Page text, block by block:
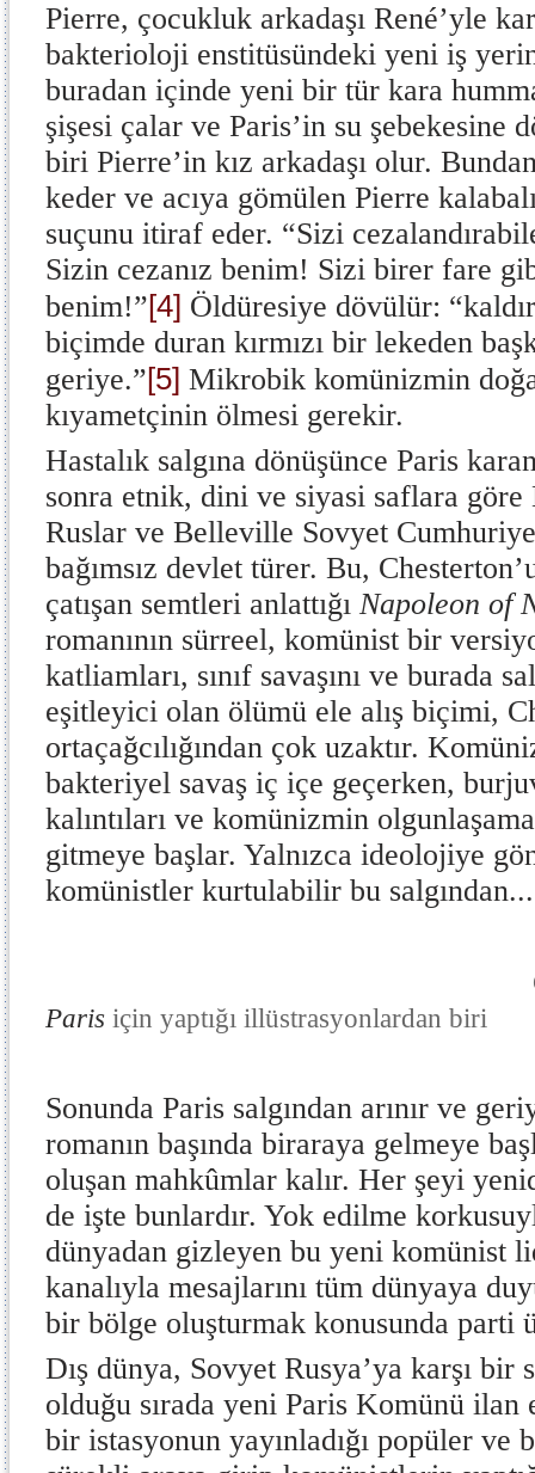
Pierre, çocukluk arkadaşı René’yle
bakterioloji enstitüsündeki yeni iş
buradan içinde yeni bir tür kara
şişesi çalar ve Paris’in su şebekesine
biri Pierre’in kız arkadaşı olur.
keder ve acıya gömülen Pierre
suçunu itiraf eder. “Sizi
Sizin cezanız benim! Sizi birer fare
benim!”[4] Öldüresiye dövülür:
biçimde duran kırmızı bir lekeden
geriye.”[5] Mikrobik komünizmin
kıyametçinin ölmesi gerekir.
Hastalık salgına dönüşünce Paris
sonra etnik, dini ve siyasi saflara
Ruslar ve Belleville Sovyet
bağımsız devlet türer. Bu,
çatışan semtleri anlattığı Napoleon of
romanının sürreel, komünist bir
katliamları, sınıf savaşını ve burada
eşitleyici olan ölümü ele alış biçimi,
ortaçağcılığından çok uzaktır.
bakteriyel savaş iç içe geçerken,
kalıntıları ve komünizmin
gitmeye başlar. Yalnızca ideolojiye
komünistler kurtulabilir bu salgından...
Cristian
Paris için yaptığı illüstrasyonlardan biri
Sonunda Paris salgından arınır ve
romanın başında biraraya gelmeye
oluşan mahkûmlar kalır. Her şeyi
de işte bunlardır. Yok edilme
dünyadan gizleyen bu yeni komünist
kanalıyla mesajlarını tüm dünyaya
bir bölge oluşturmak konusunda parti
Dış dünya, Sovyet Rusya’ya karşı bir
olduğu sırada yeni Paris Komünü
bir istasyonun yayınladığı popüler ve